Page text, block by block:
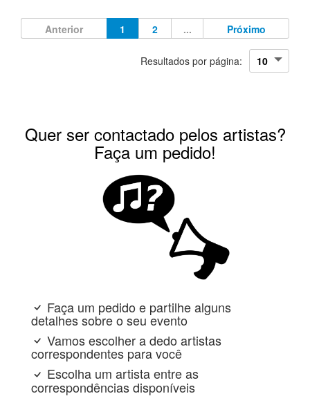
Anterior 1 2 ... Próximo
Resultados por página:
Quer ser contactado pelos artistas?
Faça um pedido!
Faça um pedido e partilhe alguns
detalhes sobre o seu evento
Vamos escolher a dedo artistas
correspondentes para você
Escolha um artista entre as
correspondências disponíveis